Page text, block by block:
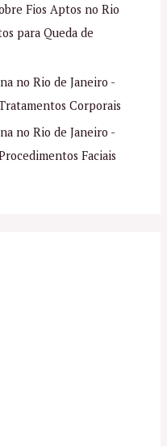
Fios Aptos no Rio
para Queda de
no Rio de Janeiro -
Corporais
no Rio de Janeiro -
Faciais